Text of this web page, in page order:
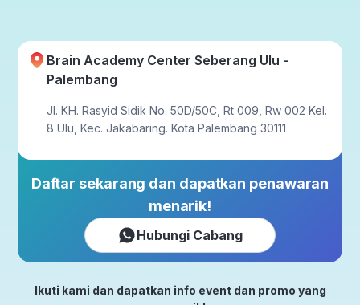
Brain Academy Center Seberang Ulu -
Palembang
Jl. KH. Rasyid Sidik No. 50D/50C, Rt 009, Rw 002 Kel.
8 Ulu, Kec. Jakabaring. Kota Palembang 30111
Daftar sekarang dan dapatkan penawaran
menarik!
Hubungi Cabang
Ikuti kami dan dapatkan info event dan promo yang